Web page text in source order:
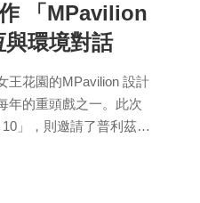
「MPavilion
與環境對話
王花園的MPavilion 設計
年的重頭戲之一。此次
」，則邀請了普利茲克
雄操刀設計...